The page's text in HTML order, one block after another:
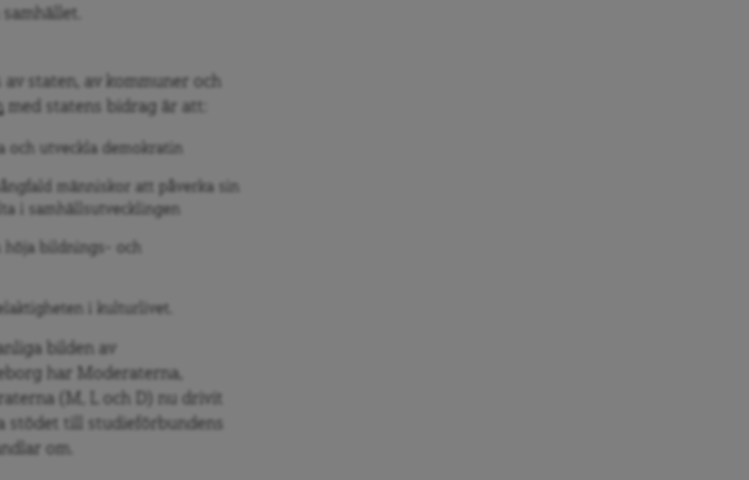
staten, av kommuner och
med statens bidrag är att:
utveckla demokratin
människor att påverka sin
i samhällsutvecklingen
bildnings- och
i kulturlivet.
bilden av
har Moderaterna,
(M, L och D) nu drivit
stödet till studieförbundens
om.